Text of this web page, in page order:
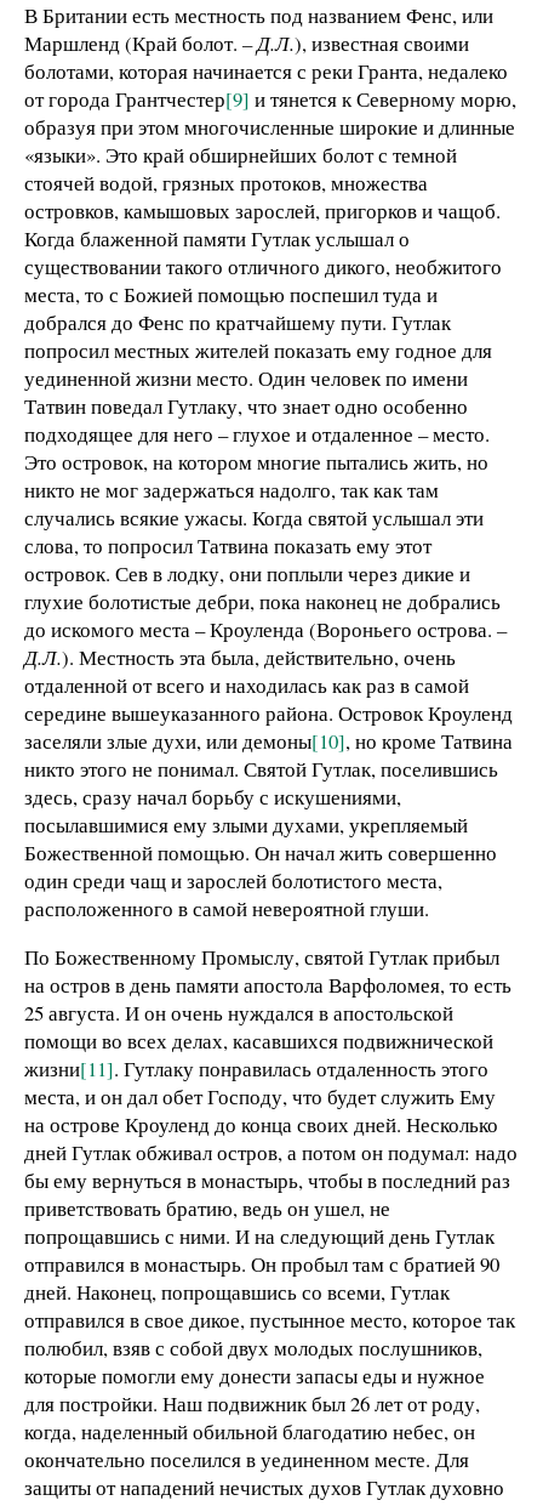
В Британии есть местность под названием Фенс, или
Маршленд (Край болот. – Д.Л.), известная своими
болотами, которая начинается с реки Гранта, недалеко
от города Грантчестер[9] и тянется к Северному морю,
образуя при этом многочисленные широкие и длинные
«языки». Это край обширнейших болот с темной
стоячей водой, грязных протоков, множества
островков, камышовых зарослей, пригорков и чащоб.
Когда блаженной памяти Гутлак услышал о
существовании такого отличного дикого, необжитого
места, то с Божией помощью поспешил туда и
добрался до Фенс по кратчайшему пути. Гутлак
попросил местных жителей показать ему годное для
уединенной жизни место. Один человек по имени
Татвин поведал Гутлаку, что знает одно особенно
подходящее для него – глухое и отдаленное – место.
Это островок, на котором многие пытались жить, но
никто не мог задержаться надолго, так как там
случались всякие ужасы. Когда святой услышал эти
слова, то попросил Татвина показать ему этот
островок. Сев в лодку, они поплыли через дикие и
глухие болотистые дебри, пока наконец не добрались
до искомого места – Кроуленда (Вороньего острова. –
Д.Л.). Местность эта была, действительно, очень
отдаленной от всего и находилась как раз в самой
середине вышеуказанного района. Островок Кроуленд
заселяли злые духи, или демоны[10], но кроме Татвина
никто этого не понимал. Святой Гутлак, поселившись
здесь, сразу начал борьбу с искушениями,
посылавшимися ему злыми духами, укрепляемый
Божественной помощью. Он начал жить совершенно
один среди чащ и зарослей болотистого места,
расположенного в самой невероятной глуши.
По Божественному Промыслу, святой Гутлак прибыл
на остров в день памяти апостола Варфоломея, то есть
25 августа. И он очень нуждался в апостольской
помощи во всех делах, касавшихся подвижнической
жизни[11]. Гутлаку понравилась отдаленность этого
места, и он дал обет Господу, что будет служить Ему
на острове Кроуленд до конца своих дней. Несколько
дней Гутлак обживал остров, а потом он подумал: надо
бы ему вернуться в монастырь, чтобы в последний раз
приветствовать братию, ведь он ушел, не
попрощавшись с ними. И на следующий день Гутлак
отправился в монастырь. Он пробыл там с братией 90
дней. Наконец, попрощавшись со всеми, Гутлак
отправился в свое дикое, пустынное место, которое так
полюбил, взяв с собой двух молодых послушников,
которые помогли ему донести запасы еды и нужное
для постройки. Наш подвижник был 26 лет от роду,
когда, наделенный обильной благодатию небес, он
окончательно поселился в уединенном месте. Для
защиты от нападений нечистых духов Гутлак духовно